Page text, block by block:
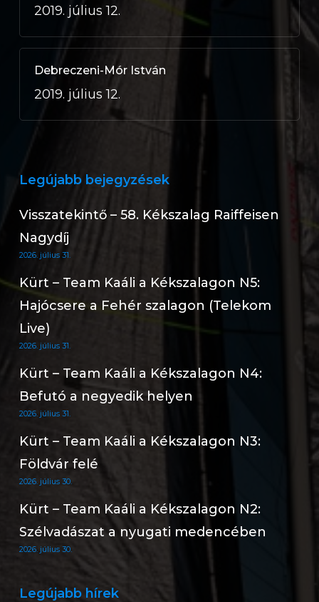
2019. július 12.
Debreczeni-Mór István
2019. július 12.
Legújabb bejegyzések
Visszatekintő – 58. Kékszalag Raiffeisen
Nagydíj
2026. július 31.
Kürt – Team Kaáli a Kékszalagon N5:
Hajócsere a Fehér szalagon (Telekom
Live)
2026. július 31.
Kürt – Team Kaáli a Kékszalagon N4:
Befutó a negyedik helyen
2026. július 31.
Kürt – Team Kaáli a Kékszalagon N3:
Földvár felé
2026. július 30.
Kürt – Team Kaáli a Kékszalagon N2:
Szélvadászat a nyugati medencében
2026. július 30.
Legújabb hírek